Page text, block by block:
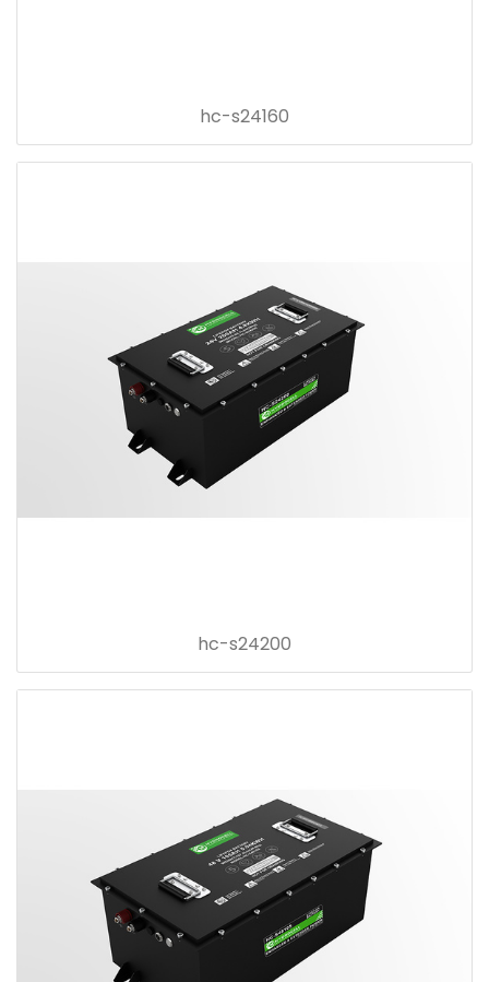
hc-s24160
hc-s24200